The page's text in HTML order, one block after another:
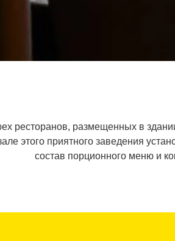
ресторанов, размещенных в
этого приятного заведения
состав порционного меню и